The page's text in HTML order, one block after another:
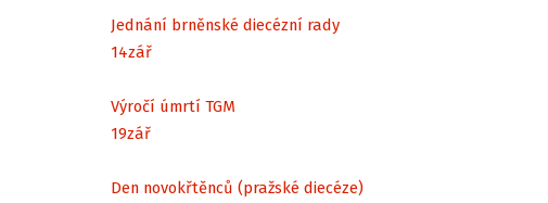
Jednání brněnské diecézní rady
14zář
Výročí úmrtí TGM
19zář
Den novokřtěnců (pražské diecéze)